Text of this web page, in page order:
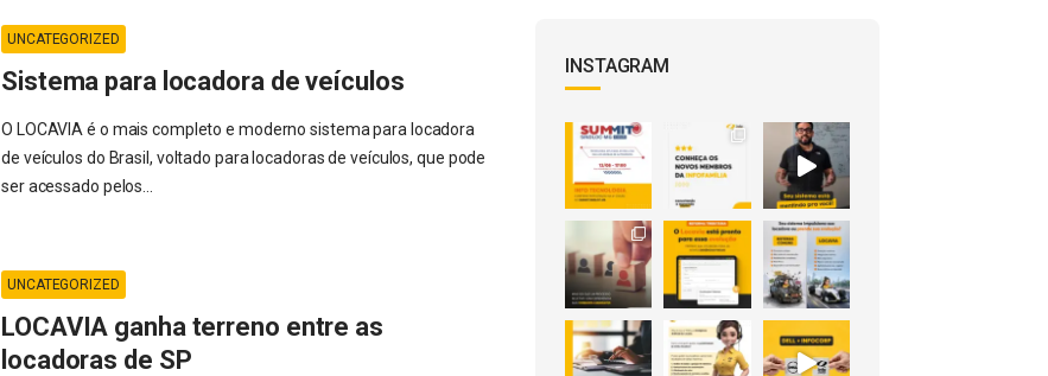
UNCATEGORIZED
Sistema para locadora de veículos
O LOCAVIA é o mais completo e moderno sistema para locadora
de veículos do Brasil, voltado para locadoras de veículos, que pode
ser acessado pelos...
UNCATEGORIZED
LOCAVIA ganha terreno entre as
locadoras de SP
INSTAGRAM